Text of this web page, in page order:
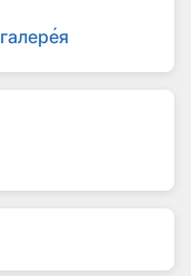
галерея